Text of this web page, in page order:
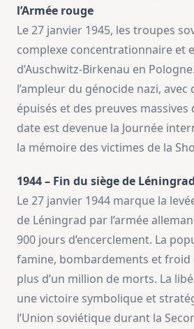
l’Armée rouge
Le 27 janvier 1945, les troupes
complexe concentrationnaire et
d’Auschwitz-Birkenau en
l’ampleur du génocide nazi, avec
épuisés et des preuves massives
date est devenue la Journée
la mémoire des victimes de la
1944 – Fin du siège de Léningrad
Le 27 janvier 1944 marque la
de Léningrad par l’armée
900 jours d’encerclement. La
famine, bombardements et froid
plus d’un million de morts. La
une victoire symbolique et
l’Union soviétique durant la